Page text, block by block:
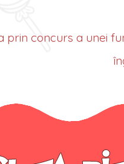
prin concurs a unei